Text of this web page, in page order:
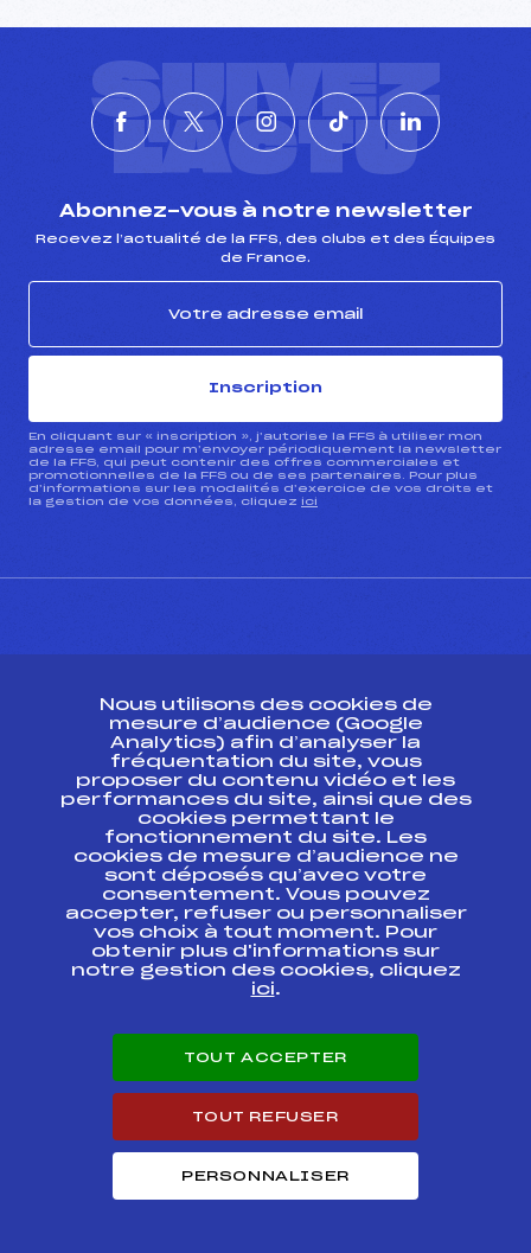
SUIVEZ
L'ACTU
Abonnez-vous à notre newsletter
Recevez l’actualité de la FFS, des clubs et des Équipes
de France.
Inscription
En cliquant sur « inscription », j’autorise la FFS à utiliser mon
adresse email pour m’envoyer périodiquement la newsletter
de la FFS, qui peut contenir des offres commerciales et
promotionnelles de la FFS ou de ses partenaires. Pour plus
d’informations sur les modalités d’exercice de vos droits et
la gestion de vos données, cliquez ici
ESPACE PRESSE
Ressources
Pass’Neige
Projet sportif fédéral
Projet de performance fédéral
Antidopage
Pôle Développement, Formation, Suivi
Scientifique
Listes ministérielles
Pôle vie de l’athlète
Carrières
Nous utilisons des cookies de
mesure d’audience (Google
Analytics) afin d’analyser la
fréquentation du site, vous
proposer du contenu vidéo et les
performances du site, ainsi que des
cookies permettant le
fonctionnement du site. Les
cookies de mesure d’audience ne
sont déposés qu’avec votre
consentement. Vous pouvez
accepter, refuser ou personnaliser
vos choix à tout moment. Pour
obtenir plus d'informations sur
notre gestion des cookies, cliquez
ici.
TOUT ACCEPTER
TOUT REFUSER
PERSONNALISER